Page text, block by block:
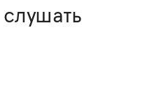
слушать